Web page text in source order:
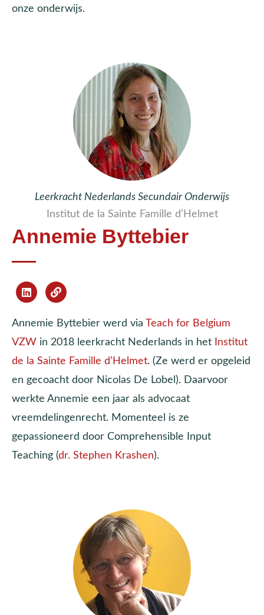
onze onderwijs.
Leerkracht Nederlands Secundair Onderwijs
Institut de la Sainte Famille d’Helmet
Annemie Byttebier
Annemie Byttebier werd via Teach for Belgium
VZW in 2018 leerkracht Nederlands in het
Institut
de la Sainte Famille d’Helmet. (Ze werd er opgeleid
en gecoacht door Nicolas De Lobel). Daarvoor
werkte Annemie een jaar als advocaat
vreemdelingenrecht. Momenteel is ze
gepassioneerd door Comprehensible Input
Teaching (dr. Stephen Krashen).